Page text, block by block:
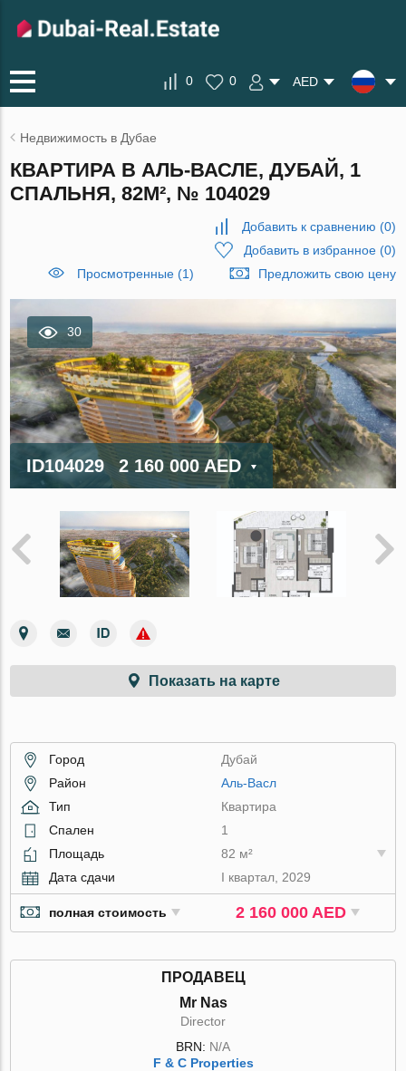
0 0 AED
Недвижимость в Дубае
КВАРТИРА В АЛЬ-ВАСЛЕ, ДУБАЙ, 1
СПАЛЬНЯ, 82М², № 104029
Добавить к сравнению (0)
Добавить в избранное(0)
Просмотренные (1)
Предложить свою цену
30
ID104029 2 160 000 AED
Показать на карте
Город
Дубай
Район
Аль-Васл
Тип
Квартира
Спален
1
Площадь
82 м²
Дата сдачи
I квартал, 2029
полная стоимость 2 160 000 AED
ПРОДАВЕЦ
Mr Nas
Director
BRN: N/A
F & C Properties